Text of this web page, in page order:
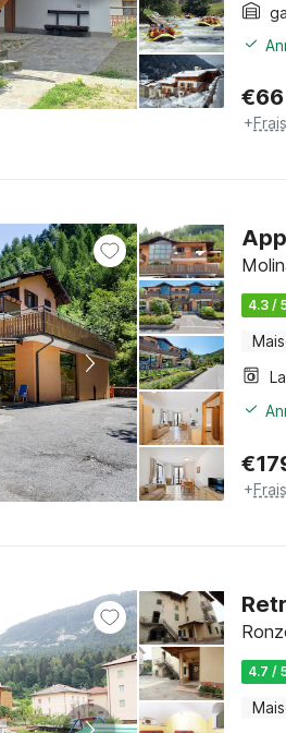
€66
+
4.3 /
€
+
4.7 /